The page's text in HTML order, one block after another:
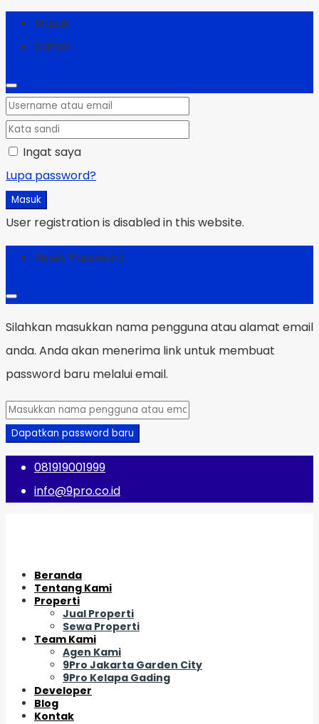
Masuk
Daftar
Ingat saya
Lupa password?
Masuk
User registration is disabled in this website.
Reset Password
Silahkan masukkan nama pengguna atau alamat email
anda. Anda akan menerima link untuk membuat
password baru melalui email.
Dapatkan password baru
081919001999
info@9pro.co.id
Beranda
Tentang Kami
Properti
Jual Properti
Sewa Properti
Team Kami
Agen Kami
9Pro Jakarta Garden City
9Pro Kelapa Gading
Developer
Blog
Kontak